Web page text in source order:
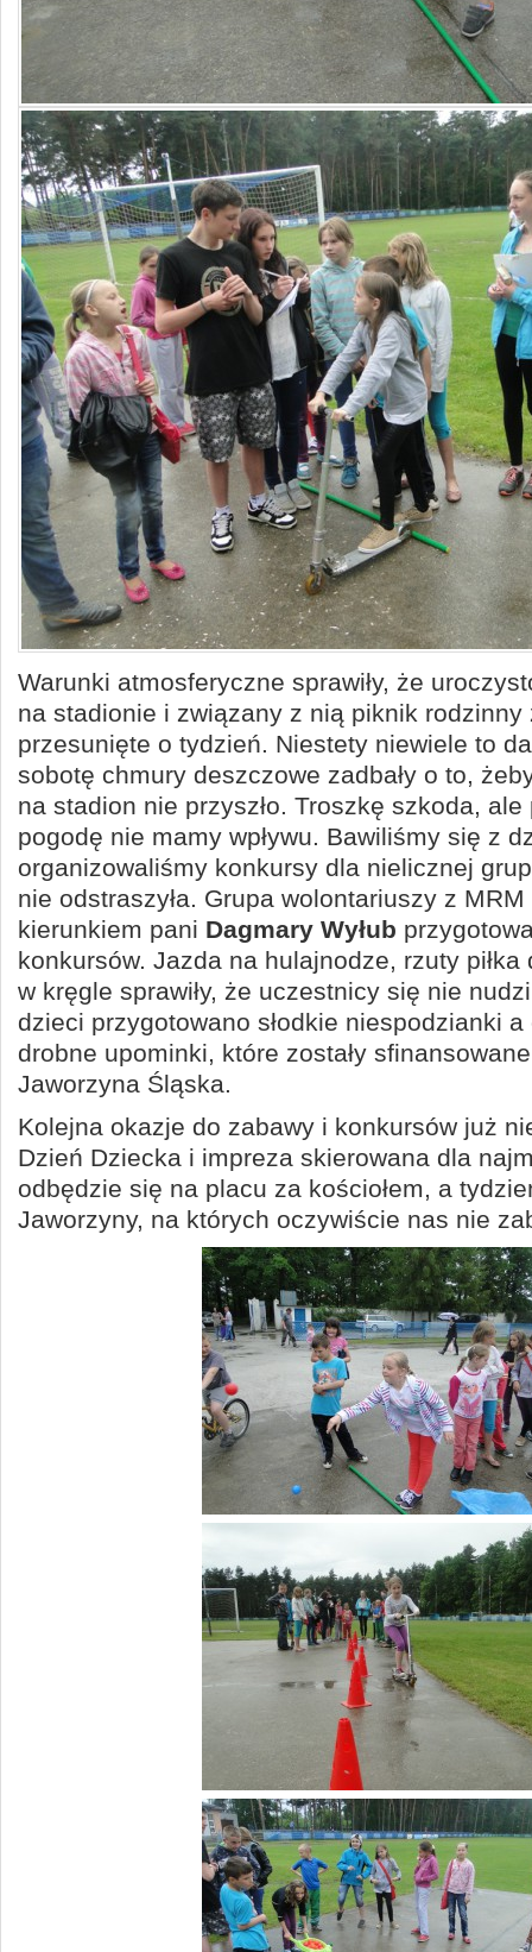
Warunki atmosferyczne sprawiły, że
na stadionie i związany z nią piknik rodzinny
przesunięte o tydzień. Niestety niewiele to
sobotę chmury deszczowe zadbały o to,
na stadion nie przyszło. Troszkę szkoda,
pogodę nie mamy wpływu. Bawiliśmy się z
organizowaliśmy konkursy dla nielicznej
nie odstraszyła. Grupa wolontariuszy z
kierunkiem pani Dagmary Wyłub
konkursów. Jazda na hulajnodze, rzuty
w kręgle sprawiły, że uczestnicy się nie
dzieci przygotowano słodkie niespodzianki
drobne upominki, które zostały
Jaworzyna Śląska.
Kolejna okazje do zabawy i konkursów już
Dzień Dziecka i impreza skierowana dla
odbędzie się na placu za kościołem, a
Jaworzyny, na których oczywiście nas nie